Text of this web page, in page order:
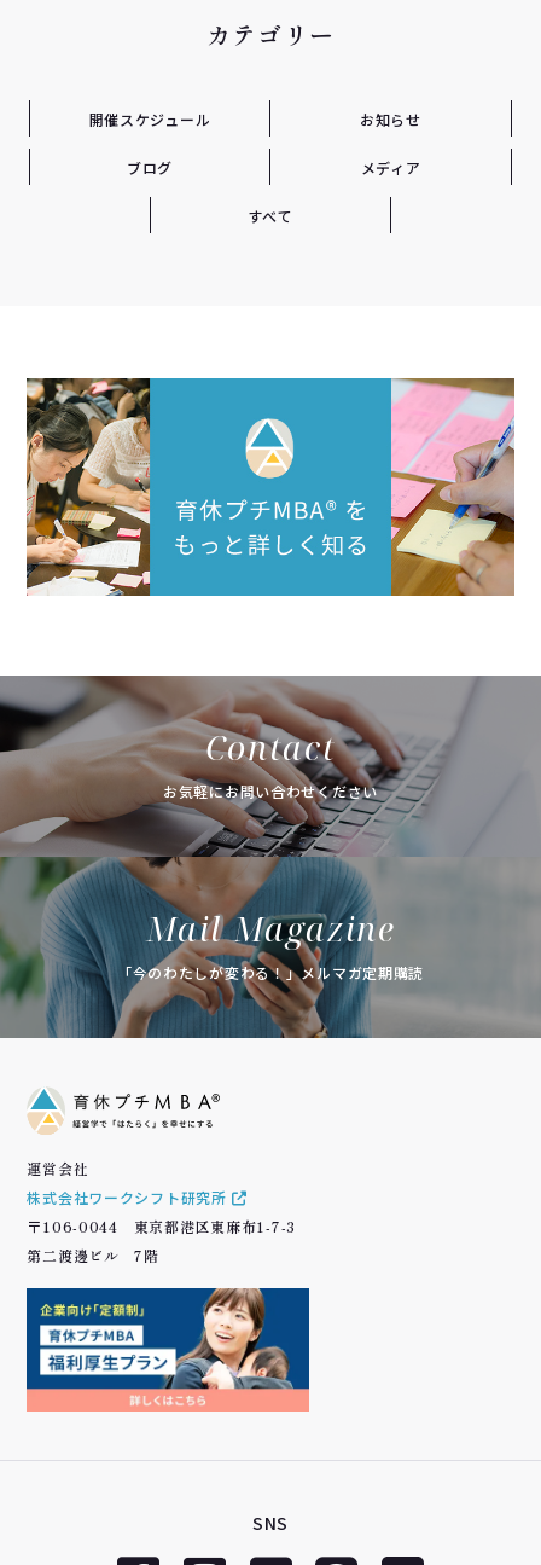
カテゴリー
開催スケジュール お知らせ
ブログ メディア
すべて
Contact
お気軽にお問い合わせください
Mail Magazine
「今のわたしが変わる！」メルマガ定期購読
運営会社
株式会社ワークシフト研究所
〒106-0044 東京都港区東麻布1-7-3
第二渡邊ビル 7階
SNS